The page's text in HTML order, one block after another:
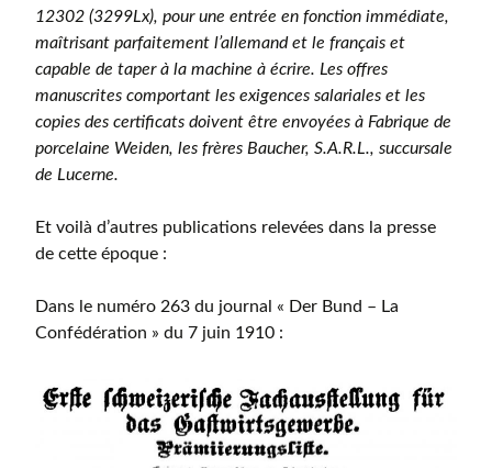
12302 (3299Lx), pour une entrée en fonction immédiate,
maîtrisant parfaitement l’allemand et le français et
capable de taper à la machine à écrire. Les offres
manuscrites comportant les exigences salariales et les
copies des certificats doivent être envoyées à Fabrique de
porcelaine Weiden, les frères Baucher, S.A.R.L., succursale
de Lucerne.
Et voilà d’autres publications relevées dans la presse
de cette époque :
Dans le numéro 263 du journal « Der Bund – La
Confédération » du 7 juin 1910 :